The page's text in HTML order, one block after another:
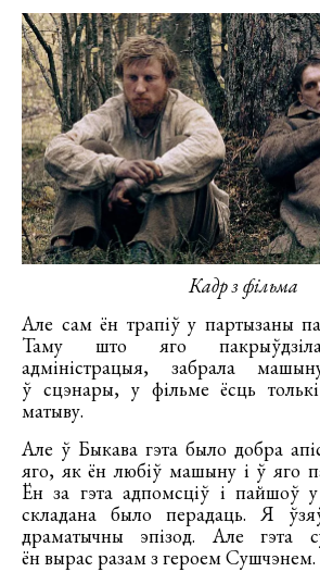
Кадр з фільма
Але сам ён трапіў у партызаны
Таму што яго
адміністрацыя, забрала
ў сцэнары, у фільме ёсць толькі
матыву.
Але ў Быкава гэта было добра
яго, як ён любіў машыну і ў яго
Ён за гэта адпомсціў і пайшоў
складана было перадаць. Я
драматычны эпізод. Але гэта
ён вырас разам з героем Сушчэнем.